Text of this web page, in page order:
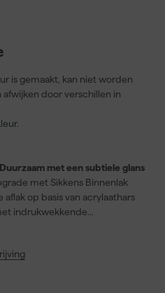
is gemaakt, kan niet worden
door verschillen in
met een subtiele glans
met Sikkens Binnenlak
op basis van acrylaathars
indrukwekkende
jouw schilderwerk er langdurig
Makkelijk te verwerken